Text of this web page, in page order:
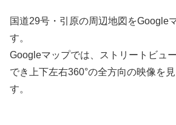
国道29号・引原の周辺地図をGoogle
す。
Googleマップでは、ストリートビュ
でき上下左右360°の全方向の映像を
す。